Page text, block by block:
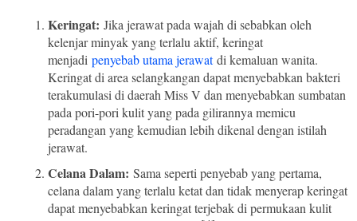
Keringat: Jika jerawat pada wajah di sebabkan oleh
kelenjar minyak yang terlalu aktif, keringat
menjadi penyebab utama jerawatdi kemaluan wanita.
Keringat di area selangkangan dapat menyebabkan bakteri
terakumulasi di daerah Miss V dan menyebabkan sumbatan
pada pori-pori kulit yang pada gilirannya memicu
peradangan yang kemudian lebih dikenal dengan istilah
jerawat.
Celana Dalam: Sama seperti penyebab yang pertama,
celana dalam yang terlalu ketat dan tidak menyerap keringat
dapat menyebabkan keringat terjebak di permukaan kulit